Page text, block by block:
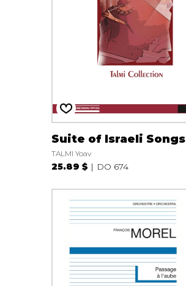
Suite of Israeli Songs
TALMI Yoav
25.89 $ DO 674